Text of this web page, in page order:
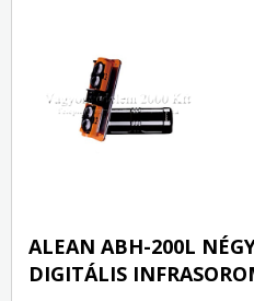
ALEAN ABH-200L
DIGITÁLIS